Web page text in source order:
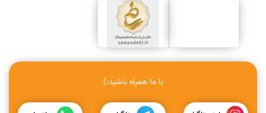
با ما همراه باشید:)